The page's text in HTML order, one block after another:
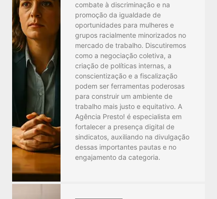
combate à discriminação e na
promoção da igualdade de
oportunidades para mulheres e
grupos racialmente minorizados no
mercado de trabalho. Discutiremos
como a negociação coletiva, a
criação de políticas internas, a
conscientização e a fiscalização
podem ser ferramentas poderosas
para construir um ambiente de
trabalho mais justo e equitativo. A
Agência Presto! é especialista em
fortalecer a presença digital de
sindicatos, auxiliando na divulgação
dessas importantes pautas e no
engajamento da categoria.